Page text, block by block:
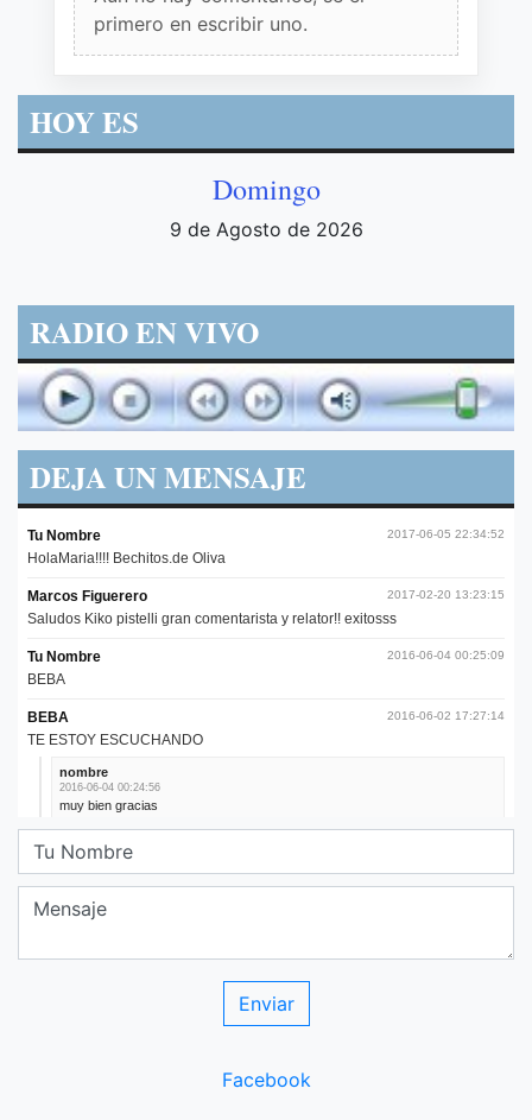
primero en escribir uno.
HOY ES
Domingo
9 de Agosto de 2026
RADIO EN VIVO
DEJA UN MENSAJE
Facebook